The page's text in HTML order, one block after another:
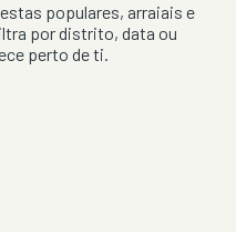
populares, arraiais e
por distrito, data ou
perto de ti.